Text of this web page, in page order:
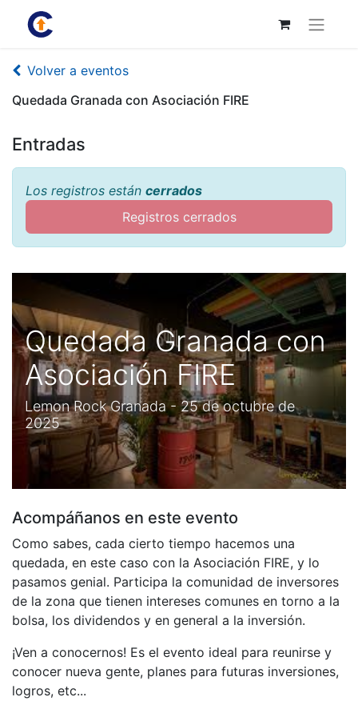
Volver a eventos
Quedada Granada con Asociación FIRE
Entradas
Los registros están cerrados
Registros cerrados
Quedada Granada con
Asociación FIRE
Lemon Rock Granada - 25 de octubre de
2025
Acompáñanos en este evento
Como sabes, cada cierto tiempo hacemos una
quedada, en este caso con la Asociación FIRE, y lo
pasamos genial. Participa la comunidad de inversores
de la zona que tienen intereses comunes en torno a la
bolsa, los dividendos y en general a la inversión.
¡Ven a conocernos! Es el evento ideal para reunirse y
conocer nueva gente, planes para futuras inversiones,
logros, etc...